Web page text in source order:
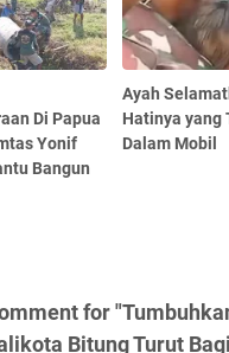
Di Papua
Yonif
Bangun
Ayah
Hatinya yang
Dalam Mobil
for
Bitung Turut